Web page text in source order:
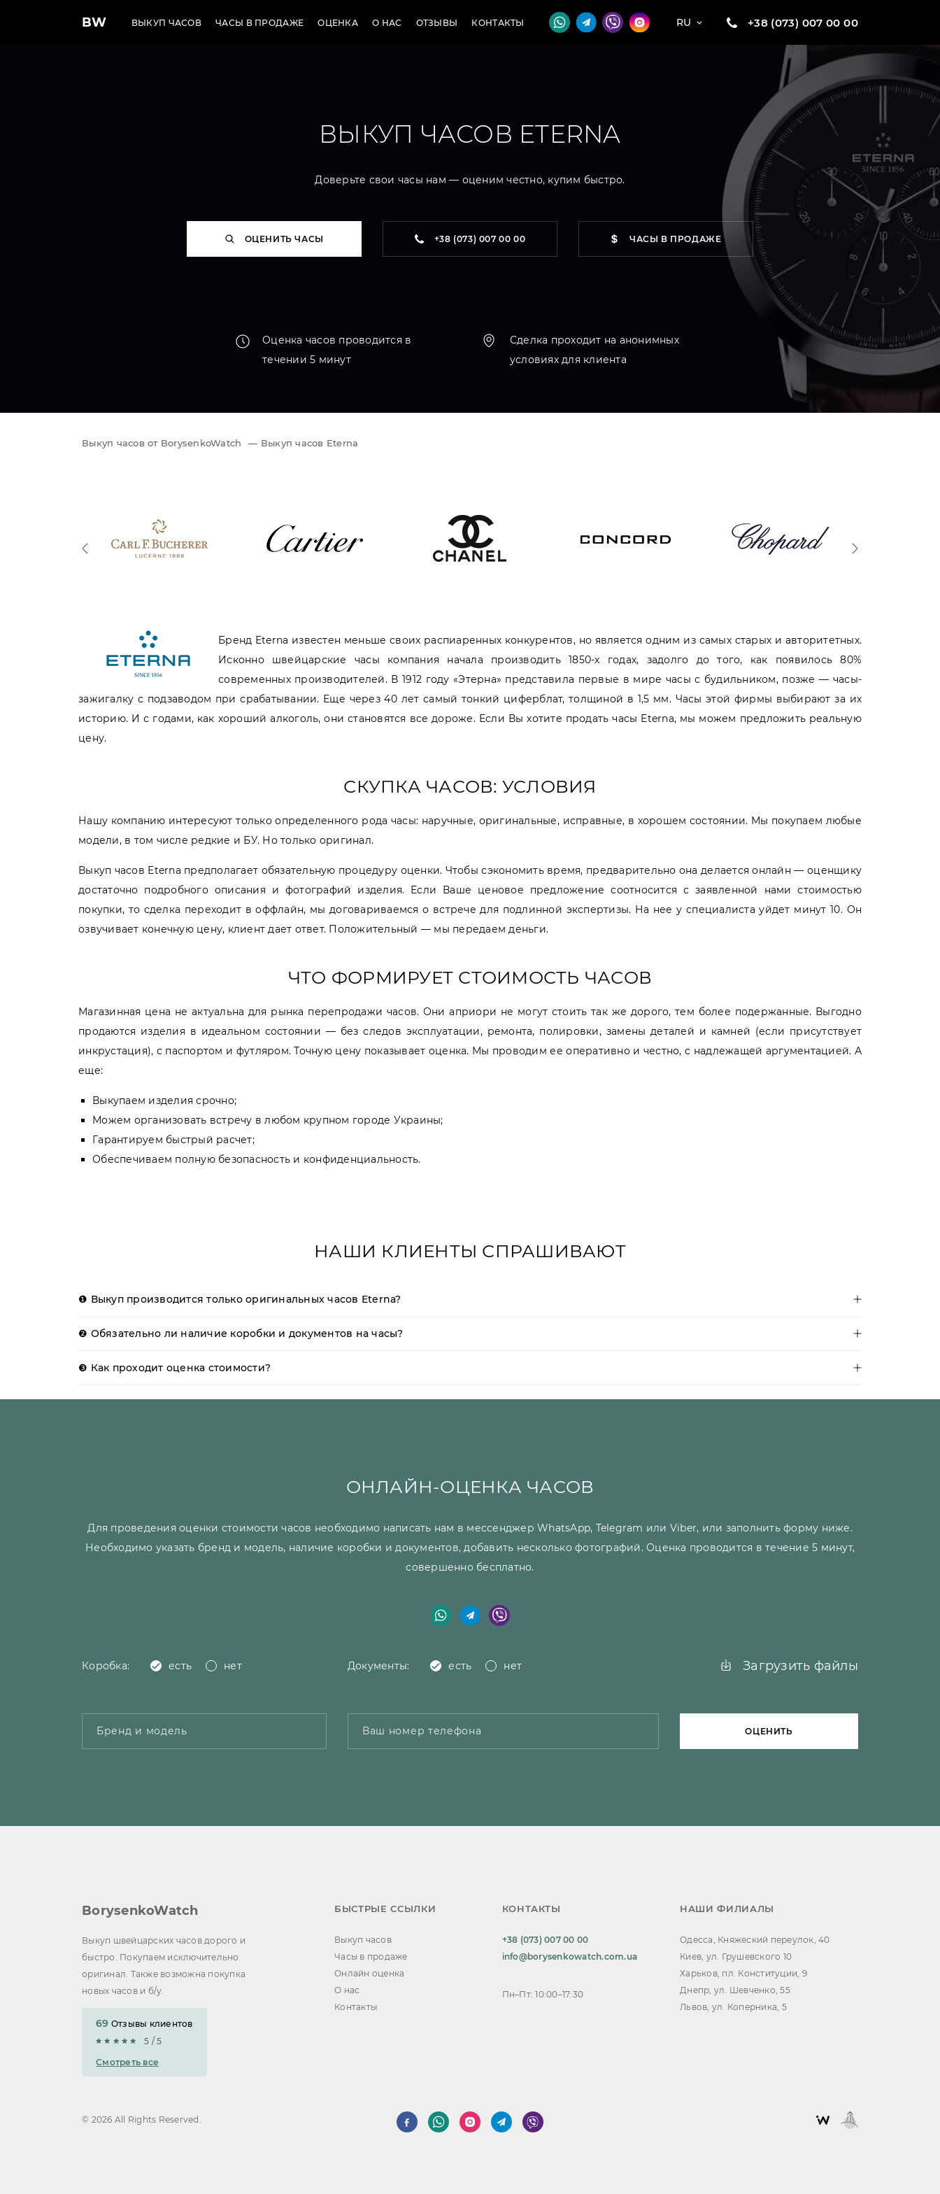
BW ВЫКУП ЧАСОВ ЧАСЫ В ПРОДАЖЕ ОЦЕНКА О НАС ОТЗЫВЫ КОНТАКТЫ RU +38 (073) 007 00 00
ВЫКУП ЧАСОВ ETERNA
Доверьте свои часы нам — оценим честно, купим быстро.
ОЦЕНИТЬ ЧАСЫ +38 (073) 007 00 00 ЧАСЫ В ПРОДАЖЕ
Оценка часов проводится в
течении 5 минут
Сделка проходит на анонимных
условиях для клиента
Выкуп часов от BorysenkoWatch — Выкуп часов Eterna
Бренд Eterna известен меньше своих распиаренных конкурентов, но является одним из самых старых и авторитетных.
Исконно швейцарские часы компания начала производить 1850-х годах, задолго до того, как появилось 80%
современных производителей. В 1912 году «Этерна» представила первые в мире часы с будильником, позже — часы-
зажигалку с подзаводом при срабатывании. Еще через 40 лет самый тонкий циферблат, толщиной в 1,5 мм. Часы этой фирмы выбирают за их
историю. И с годами, как хороший алкоголь, они становятся все дороже. Если Вы хотите продать часы Eterna, мы можем предложить реальную
цену.
СКУПКА ЧАСОВ: УСЛОВИЯ
Нашу компанию интересуют только определенного рода часы: наручные, оригинальные, исправные, в хорошем состоянии. Мы покупаем любые
модели, в том числе редкие и БУ. Но только оригинал.
Выкуп часов Eterna предполагает обязательную процедуру оценки. Чтобы сэкономить время, предварительно она делается онлайн — оценщику
достаточно подробного описания и фотографий изделия. Если Ваше ценовое предложение соотносится с заявленной нами стоимостью
покупки, то сделка переходит в оффлайн, мы договариваемся о встрече для подлинной экспертизы. На нее у специалиста уйдет минут 10. Он
озвучивает конечную цену, клиент дает ответ. Положительный — мы передаем деньги.
ЧТО ФОРМИРУЕТ СТОИМОСТЬ ЧАСОВ
Магазинная цена не актуальна для рынка перепродажи часов. Они априори не могут стоить так же дорого, тем более подержанные. Выгодно
продаются изделия в идеальном состоянии — без следов эксплуатации, ремонта, полировки, замены деталей и камней (если присутствует
инкрустация), с паспортом и футляром. Точную цену показывает оценка. Мы проводим ее оперативно и честно, с надлежащей аргументацией. А
еще:
Выкупаем изделия срочно;
Можем организовать встречу в любом крупном городе Украины;
Гарантируем быстрый расчет;
Обеспечиваем полную безопасность и конфиденциальность.
НАШИ КЛИЕНТЫ СПРАШИВАЮТ
❶ Выкуп производится только оригинальных часов Eterna?
❷ Обязательно ли наличие коробки и документов на часы?
❸ Как проходит оценка стоимости?
ОНЛАЙН-ОЦЕНКА ЧАСОВ
Для проведения оценки стоимости часов необходимо написать нам в мессенджер WhatsApp, Telegram или Viber, или заполнить форму ниже.
Необходимо указать бренд и модель, наличие коробки и документов, добавить несколько фотографий. Оценка проводится в течение 5 минут,
совершенно бесплатно.
Коробка: есть нет Документы: есть нет Загрузить файлы
ОЦЕНИТЬ
BorysenkoWatch
Выкуп швейцарских часов дорого и
быстро. Покупаем исключительно
оригинал. Также возможна покупка
новых часов и б/у.
69 Отзывы клиентов
5 / 5
Смотреть все
БЫСТРЫЕ ССЫЛКИ
Выкуп часов
Часы в продаже
Онлайн оценка
О нас
Контакты
КОНТАКТЫ
+38 (073) 007 00 00
info@borysenkowatch.com.ua
Пн–Пт: 10:00–17:30
НАШИ ФИЛИАЛЫ
Одесса, Княжеский переулок, 40
Киев, ул. Грушевского 10
Харьков, пл. Конституции, 9
Днепр, ул. Шевченко, 55
Львов, ул. Коперника, 5
© 2026 All Rights Reserved.